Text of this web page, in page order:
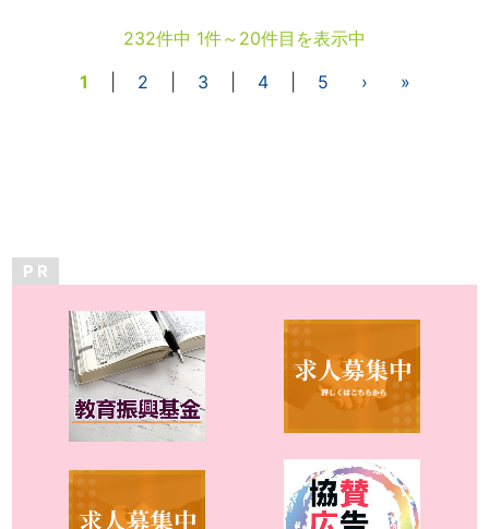
232件中 1件～20件目を表示中
1
2 3 4| 5 › »
P R